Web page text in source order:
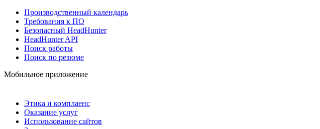
Производственный календарь
Требования к ПО
Безопасный HeadHunter
HeadHunter API
Поиск работы
Поиск по резюме
Мобильное приложение
Этика и комплаенс
Оказание услуг
Использование сайтов